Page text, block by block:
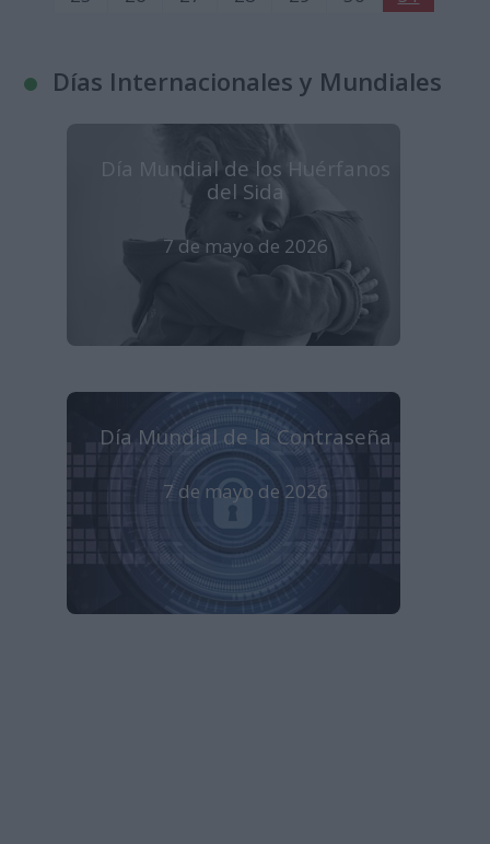
Días Internacionales y Mundiales
Día Mundial de los Huérfanos
del Sida
7 de mayo de 2026
Día Mundial de la Contraseña
7 de mayo de 2026